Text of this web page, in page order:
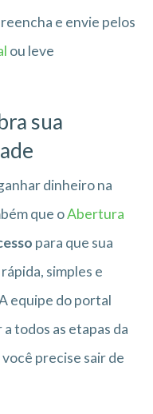
e envie pelos
ou leve
sua
dinheiro na
que oAbertura
para que sua
simples e
equipe do portal
todos as etapas da
precise sair de